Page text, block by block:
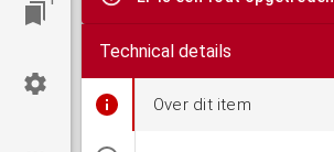
Technical details
Over dit item